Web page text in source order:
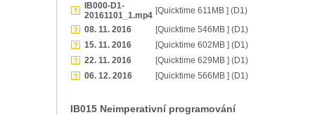
IB000-D1-
20161101_1.mp4 [Quicktime 611MB ] (D1)
08. 11. 2016
[Quicktime 546MB ] (D1)
15. 11. 2016
[Quicktime 602MB ] (D1)
22. 11. 2016
[Quicktime 629MB ] (D1)
06. 12. 2016
[Quicktime 566MB ] (D1)
IB015 Neimperativní programování